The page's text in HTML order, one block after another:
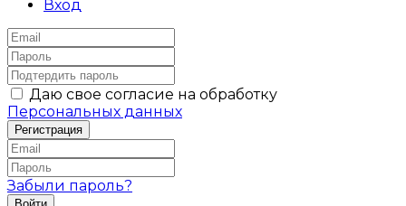
Вход
Даю свое согласие на обработку
Персональных данных
Забыли пароль?